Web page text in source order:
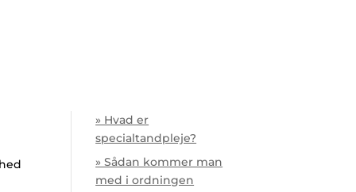
» Hvad er
specialtandpleje?
» Sådan kommer man
med i ordningen